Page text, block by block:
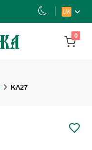
UK
0
KA27